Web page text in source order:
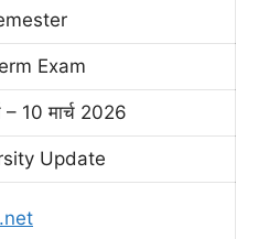
Exam
– 10 मार्च 2026
Update